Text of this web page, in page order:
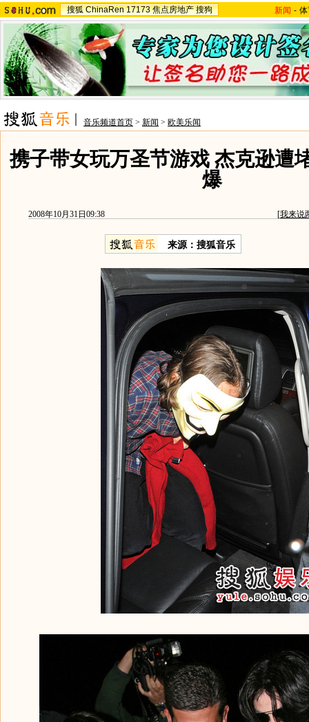
搜狐 ChinaRen 17173 焦点房地产 搜狗 新闻 -
音乐频道首页 > 新闻 > 欧美乐闻
携子带女玩万圣节游戏 杰克逊遭
爆
2008年10月31日09:38 [我来说
来源：搜狐音乐